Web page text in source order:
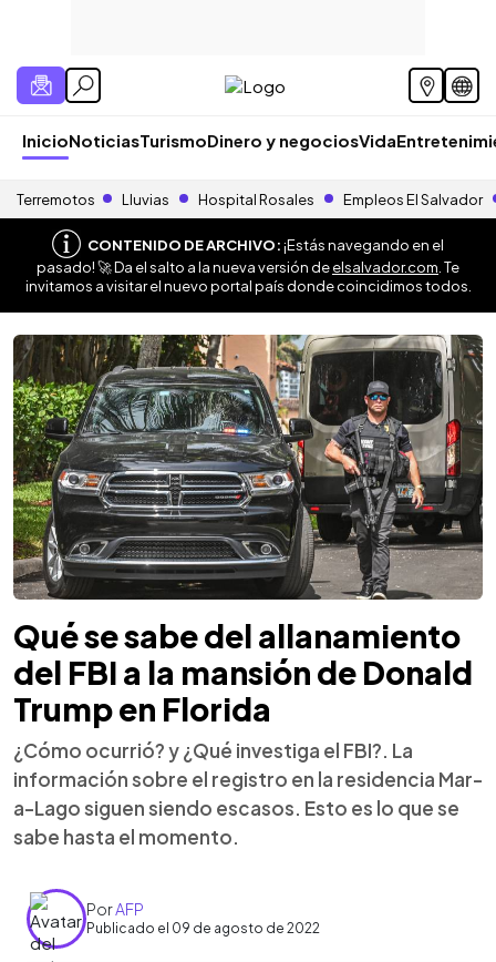
InicioNoticiasTurismoDinero y negociosVida
Terremotos Lluvias Hospital Rosales Empleos El Salvador
CONTENIDO DE ARCHIVO:¡Estás navegando en el
pasado! 🚀 Da el salto a la nueva versión deelsalvador.com . Te
invitamos a visitar el nuevo portal país donde coincidimos todos.
Qué se sabe del allanamiento
del FBI a la mansión de Donald
Trump en Florida
¿Cómo ocurrió? y ¿Qué investiga el FBI?. La
información sobre el registro en la residencia Mar-
a-Lago siguen siendo escasos. Esto es lo que se
sabe hasta el momento.
PorAFP
Publicado el 09 de agosto de 2022